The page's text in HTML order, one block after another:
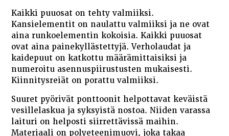
Kaikki puuosat on tehty valmiiksi.
Kansielementit on naulattu valmiiksi ja ne ovat
aina runkoelementin kokoisia. Kaikki puuosat
ovat aina painekyllästettyjä. Verholaudat ja
kaidepuut on katkottu määrämittaisiksi ja
numeroitu asennuspiirustusten mukaisesti.
Kiinnitysreiät on porattu valmiiksi.
Suuret pyörivät ponttoonit helpottavat keväistä
vesillelaskua ja syksyistä nostoa. Niiden varassa
laituri on helposti siirrettävissä maihin.
Materiaali on polyeteenimuovi, joka takaa